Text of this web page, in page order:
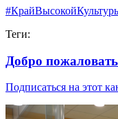
Теги:
Добро
Подписаться на этот